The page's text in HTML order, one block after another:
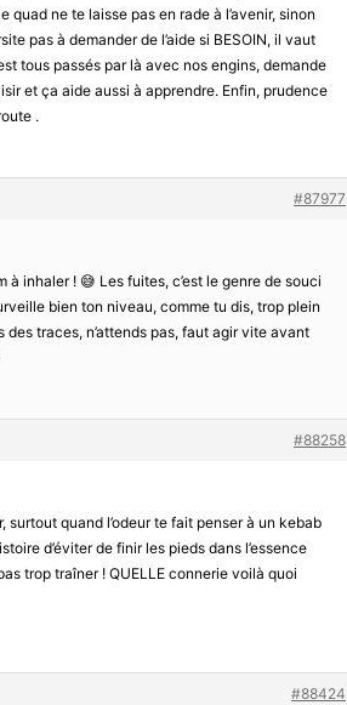
ne te laisse pas en rade à l’avenir, sinon
pas à demander de l’aide si BESOIN, il vaut
tous passés par là avec nos engins, demande
et ça aide aussi à apprendre. Enfin, prudence
.
#87977
à inhaler ! 😅 Les fuites, c’est le genre de souci
bien ton niveau, comme tu dis, trop plein
traces, n’attends pas, faut agir vite avant
#88258
surtout quand l’odeur te fait penser à un kebab
d’éviter de finir les pieds dans l’essence
trop traîner ! QUELLE connerie voilà quoi
#88424